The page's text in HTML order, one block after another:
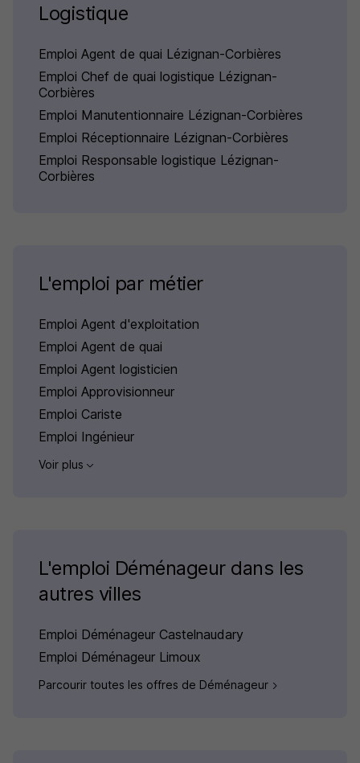
Logistique
Emploi Agent de quai Lézignan-Corbières
Emploi Chef de quai logistique Lézignan-
Corbières
Emploi Manutentionnaire Lézignan-Corbières
Emploi Réceptionnaire Lézignan-Corbières
Emploi Responsable logistique Lézignan-
Corbières
L'emploi par métier
Emploi Agent d'exploitation
Emploi Agent de quai
Emploi Agent logisticien
Emploi Approvisionneur
Emploi Cariste
Emploi Ingénieur
Voir plus
L'emploi Déménageur dans les
autres villes
Emploi Déménageur Castelnaudary
Emploi Déménageur Limoux
Parcourir toutes les offres de Déménageur